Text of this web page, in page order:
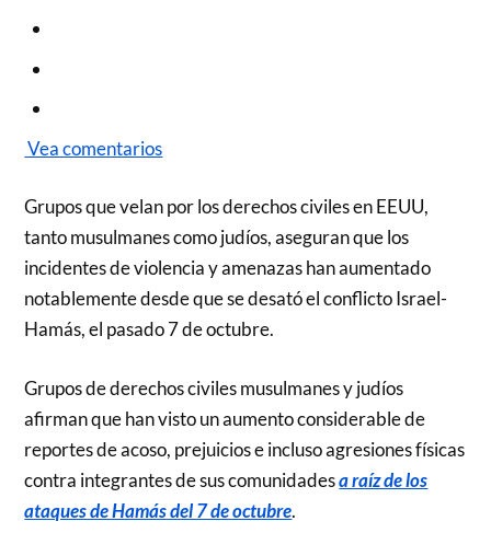
Vea comentarios
Grupos que velan por los derechos civiles en EEUU,
tanto musulmanes como judíos, aseguran que los
incidentes de violencia y amenazas han aumentado
notablemente desde que se desató el conflicto Israel-
Hamás, el pasado 7 de octubre.
Grupos de derechos civiles musulmanes y judíos
afirman que han visto un aumento considerable de
reportes de acoso, prejuicios e incluso agresiones físicas
contra integrantes de sus comunidadesa raíz de los
ataques de Hamás del 7 de octubre.